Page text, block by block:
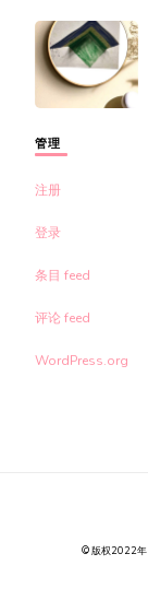
管理
注册
登录
条目 feed
评论 feed
WordPress.org
© 版权2022年